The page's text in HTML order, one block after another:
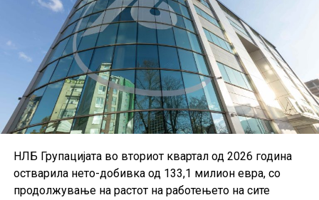
НЛБ Групацијата во вториот квартал од 2026 година
остварила нето-добивка од 133,1 милион евра, со
продолжување на растот на работењето на сите